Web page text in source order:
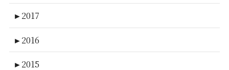
►2017
►2016
►2015